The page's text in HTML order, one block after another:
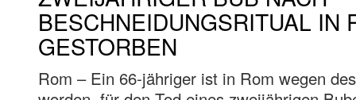
BESCHNEIDUNGSRITUAL IN
GESTORBEN
Rom – Ein 66-jähriger ist in Rom wegen